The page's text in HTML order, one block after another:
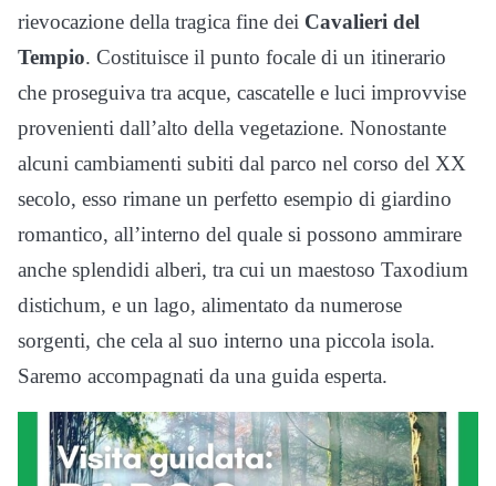
rievocazione della tragica fine dei Cavalieri del
Tempio. Costituisce il punto focale di un itinerario
che proseguiva tra acque, cascatelle e luci improvvise
provenienti dall’alto della vegetazione. Nonostante
alcuni cambiamenti subiti dal parco nel corso del XX
secolo, esso rimane un perfetto esempio di giardino
romantico, all’interno del quale si possono ammirare
anche splendidi alberi, tra cui un maestoso Taxodium
distichum, e un lago, alimentato da numerose
sorgenti, che cela al suo interno una piccola isola.
Saremo accompagnati da una guida esperta.